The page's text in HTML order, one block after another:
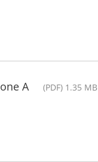
A (PDF) 1.35 MB